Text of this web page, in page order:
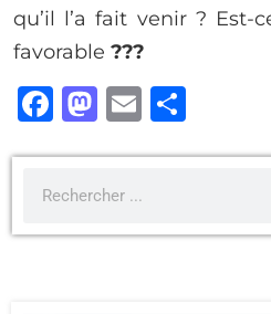
qu’il l’a fait venir ? Est-
favorable ???
F
e
b
M
o
d
E
er